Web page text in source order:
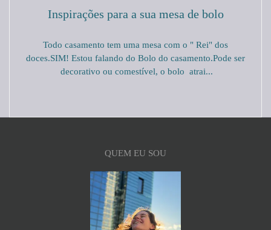
Inspirações para a sua mesa de bolo
Todo casamento tem uma mesa com o " Rei" dos
doces.SIM! Estou falando do Bolo do casamento.Pode ser
decorativo ou comestível, o bolo atrai...
QUEM EU SOU